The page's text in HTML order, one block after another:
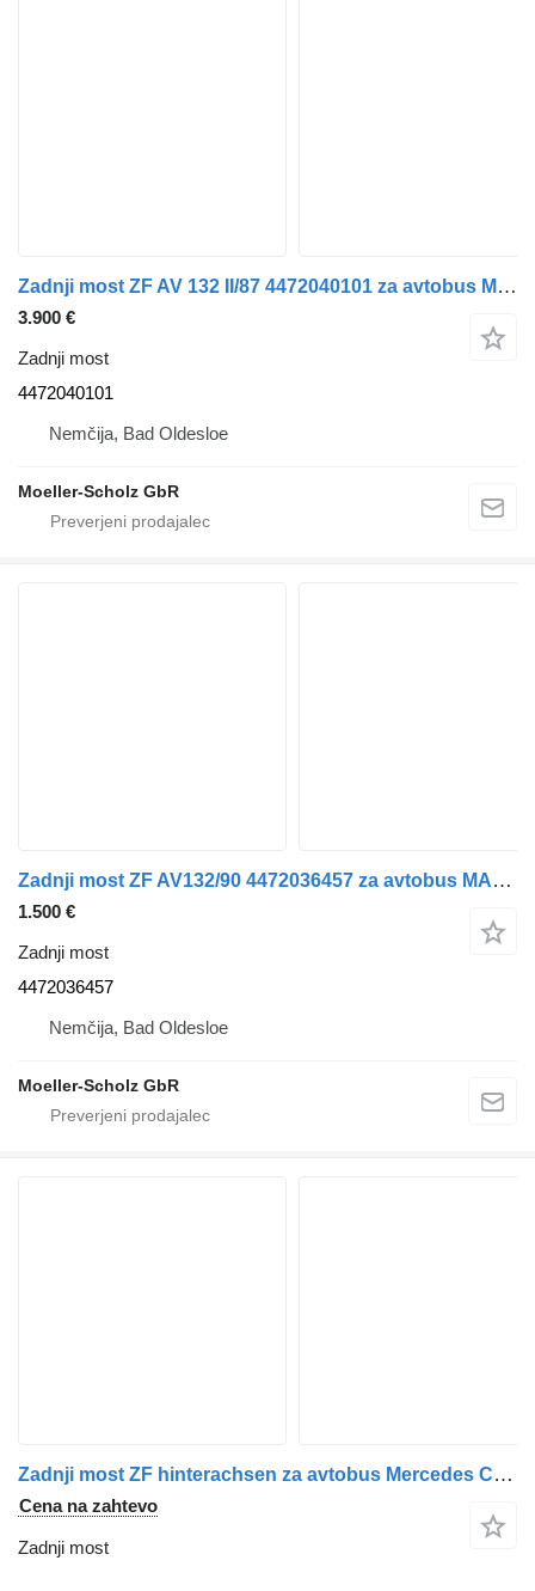
Zadnji most ZF AV 132 II/87 4472040101 za avtobus Mercedes-Benz Citaro C2
3.900 €
Zadnji most
4472040101
Nemčija, Bad Oldesloe
Moeller-Scholz GbR
Zadnji most ZF AV132/90 4472036457 za avtobus MAN Lions City A21
1.500 €
Zadnji most
4472036457
Nemčija, Bad Oldesloe
Moeller-Scholz GbR
Zadnji most ZF hinterachsen za avtobus Mercedes Citaro – Man a20 a21 – Iveco alle modelle – Setra NF
Cena na zahtevo
Zadnji most